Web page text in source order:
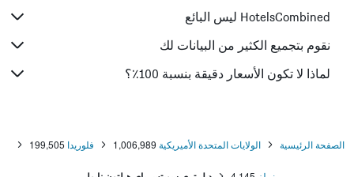
HotelsCombined ليس البائع
نقوم بتجميع الكثير من البيانات لك
لماذا لا تكون الأسعار دقيقة بنسبة 100٪؟
الصفحة الرئيسية الولايات المتحدة الأميريكية 1,006,989 فلوريدا 199,505